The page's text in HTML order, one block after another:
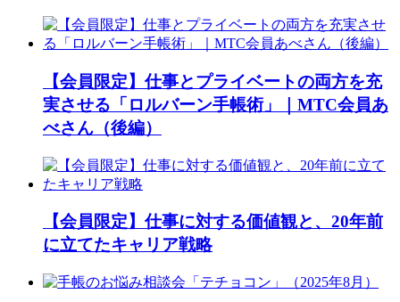
【会員限定】仕事とプライベートの両方を充
実させる「ロルバーン手帳術」｜MTC会員あ
べさん（後編）
【会員限定】仕事に対する価値観と、20年前
に立てたキャリア戦略